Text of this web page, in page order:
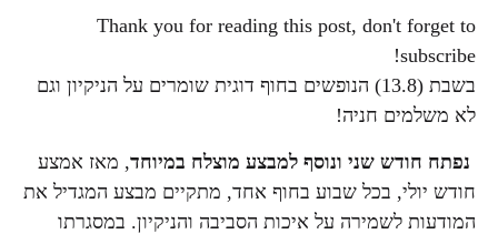
Thank you for reading this post, don't forget to
subscribe!
בשבת (13.8) הנופשים בחוף דוגית שומרים על הניקיון וגם
לא משלמים חניה!
נפתח חודש שני ונוסף למבצע מוצלח במיוחד, מאז אמצע
חודש יולי, בכל שבוע בחוף אחד, מתקיים מבצע המגדיל את
המודעות לשמירה על איכות הסביבה והניקיון. במסגרתו